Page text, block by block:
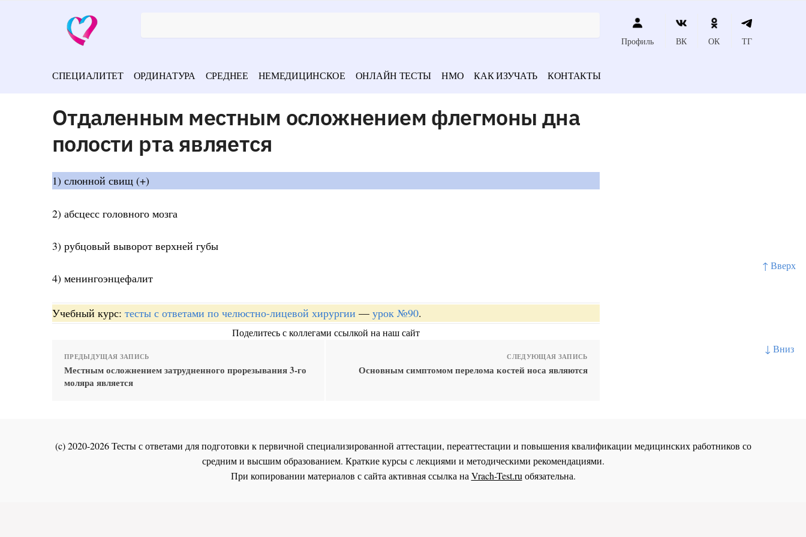
↑ Вверх
↓ Вниз
Профиль ВК ОК ТГ
СПЕЦИАЛИТЕТ ОРДИНАТУРА СРЕДНЕЕ НЕМЕДИЦИНСКОЕ ОНЛАЙН ТЕСТЫ НМО КАК ИЗУЧАТЬ КОНТАКТЫ
Отдаленным местным осложнением флегмоны дна
полости рта является
1) слюнной свищ (+)
2) абсцесс головного мозга
3) рубцовый выворот верхней губы
4) менингоэнцефалит
Учебный курс: тесты с ответами по челюстно-лицевой хирургии — урок №90.
Поделитесь с коллегами ссылкой на наш сайт
ПРЕДЫДУЩАЯ ЗАПИСЬ
Местным осложнением затрудненного прорезывания 3-го
моляра является
СЛЕДУЮЩАЯ ЗАПИСЬ
Основным симптомом перелома костей носа являются
(c) 2020-2026 Тесты с ответами для подготовки к первичной специализированной аттестации, переаттестации и повышения квалификации медицинских работников со
средним и высшим образованием. Краткие курсы с лекциями и методическими рекомендациями.
При копировании материалов с сайта активная ссылка на Vrach-Test.ru обязательна.